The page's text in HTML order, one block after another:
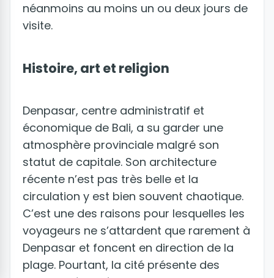
néanmoins au moins un ou deux jours de
visite.
Histoire, art et religion
Denpasar, centre administratif et
économique de Bali, a su garder une
atmosphère provinciale malgré son
statut de capitale. Son architecture
récente n’est pas très belle et la
circulation y est bien souvent chaotique.
C’est une des raisons pour lesquelles les
voyageurs ne s’attardent que rarement à
Denpasar et foncent en direction de la
plage. Pourtant, la cité présente des